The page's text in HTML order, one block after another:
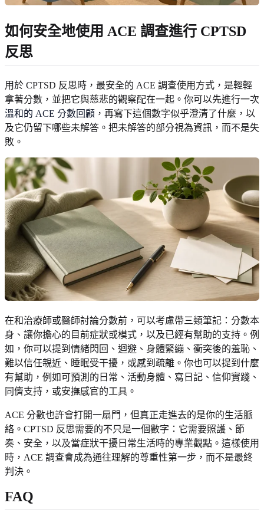
如何安全地使用 ACE 調查進行 CPTSD
反思
用於 CPTSD 反思時，最安全的 ACE 調查使用方式，是輕輕
拿著分數，並把它與慈悲的觀察配在一起。你可以先進行一次
溫和的 ACE 分數回顧 ，再寫下這個數字似乎澄清了什麼，以
及它仍留下哪些未解答。把未解答的部分視為資訊，而不是失
敗。
在和治療師或醫師討論分數前，可以考慮帶三類筆記：分數本
身、讓你擔心的目前症狀或模式，以及已經有幫助的支持。例
如，你可以提到情緒閃回、迴避、身體緊繃、衝突後的羞恥、
難以信任親近、睡眠受干擾，或感到疏離。你也可以提到什麼
有幫助，例如可預測的日常、活動身體、寫日記、信仰實踐、
同儕支持，或安撫感官的工具。
ACE 分數也許會打開一扇門，但真正走進去的是你的生活脈
絡。CPTSD 反思需要的不只是一個數字：它需要照護、節
奏、安全，以及當症狀干擾日常生活時的專業觀點。這樣使用
時，ACE 調查會成為通往理解的尊重性第一步，而不是最終
判決。
FAQ